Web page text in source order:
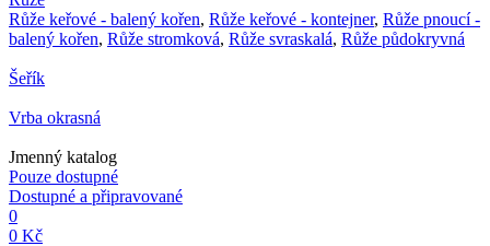
Růže keřové - balený kořen, Růže keřové - kontejner, Růže pnoucí -
balený kořen, Růže stromková, Růže svraskalá, Růže půdokryvná
Šeřík
Vrba okrasná
Jmenný katalog
Pouze dostupné
Dostupné a připravované
0
0 Kč